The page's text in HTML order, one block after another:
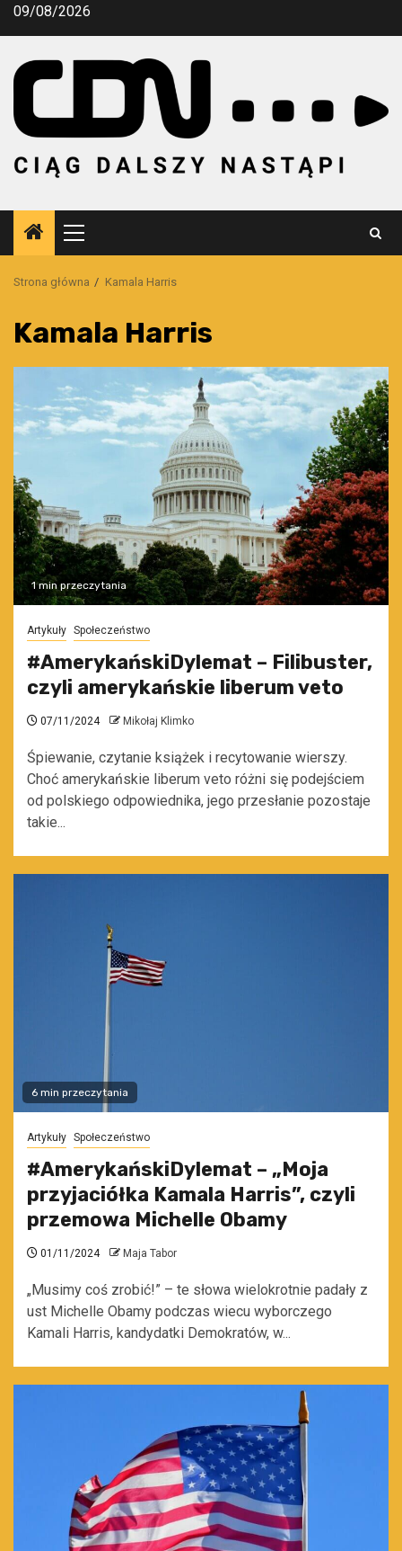
Przejdź
09/08/2026
Menu
główne
Strona główna Kamala Harris
Kamala Harris
1 min przeczytania
Artykuły Społeczeństwo
#AmerykańskiDylemat – Filibuster,
czyli amerykańskie liberum veto
07/11/2024 Mikołaj Klimko
Śpiewanie, czytanie książek i recytowanie wierszy.
Choć amerykańskie liberum veto różni się podejściem
od polskiego odpowiednika, jego przesłanie pozostaje
takie...
6 min przeczytania
Artykuły Społeczeństwo
#AmerykańskiDylemat – „Moja
przyjaciółka Kamala Harris”, czyli
przemowa Michelle Obamy
01/11/2024 Maja Tabor
„Musimy coś zrobić!” – te słowa wielokrotnie padały z
ust Michelle Obamy podczas wiecu wyborczego
Kamali Harris, kandydatki Demokratów, w...